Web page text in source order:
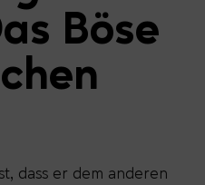
Böse
dass er dem anderen